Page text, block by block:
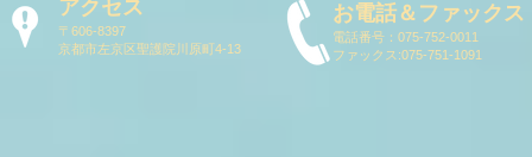
アクセス
〒606-8397
京都市左京区聖護院川原町4-13
お電話＆ファックス
電話番号：075-752-0011
ファックス:075-751-1091